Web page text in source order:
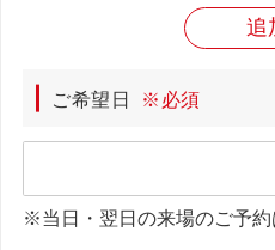
追
ご希望日 ※必須
※当日・翌日の来場のご予約